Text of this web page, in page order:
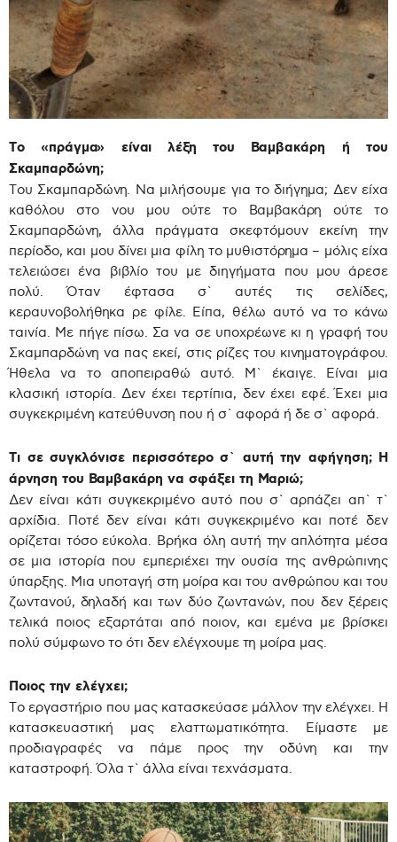
Το «πράγμα» είναι λέξη του Βαμβακάρη ή του
Σκαμπαρδώνη;
Του Σκαμπαρδώνη. Να μιλήσουμε για το διήγημα; Δεν είχα
καθόλου στο νου μου ούτε το Βαμβακάρη ούτε το
Σκαμπαρδώνη, άλλα πράγματα σκεφτόμουν εκείνη την
περίοδο, και μου δίνει μια φίλη το μυθιστόρημα – μόλις είχα
τελειώσει ένα βιβλίο του με διηγήματα που μου άρεσε
πολύ. Όταν έφτασα σ` αυτές τις σελίδες,
κεραυνοβολήθηκα ρε φίλε. Είπα, θέλω αυτό να το κάνω
ταινία. Με πήγε πίσω. Σα να σε υποχρέωνε κι η γραφή του
Σκαμπαρδώνη να πας εκεί, στις ρίζες του κινηματογράφου.
Ήθελα να το αποπειραθώ αυτό. Μ` έκαιγε. Είναι μια
κλασική ιστορία. Δεν έχει τερτίπια, δεν έχει εφέ. Έχει μια
συγκεκριμένη κατεύθυνση που ή σ` αφορά ή δε σ` αφορά.
Τι σε συγκλόνισε περισσότερο σ` αυτή την αφήγηση; Η
άρνηση του Βαμβακάρη να σφάξει τη Μαριώ;
Δεν είναι κάτι συγκεκριμένο αυτό που σ` αρπάζει απ` τ`
αρχίδια. Ποτέ δεν είναι κάτι συγκεκριμένο και ποτέ δεν
ορίζεται τόσο εύκολα. Βρήκα όλη αυτή την απλότητα μέσα
σε μια ιστορία που εμπεριέχει την ουσία της ανθρώπινης
ύπαρξης. Μια υποταγή στη μοίρα και του ανθρώπου και του
ζωντανού, δηλαδή και των δύο ζωντανών, που δεν ξέρεις
τελικά ποιος εξαρτάται από ποιον, και εμένα με βρίσκει
πολύ σύμφωνο το ότι δεν ελέγχουμε τη μοίρα μας.
Ποιος την ελέγχει;
Το εργαστήριο που μας κατασκεύασε μάλλον την ελέγχει. Η
κατασκευαστική μας ελαττωματικότητα. Είμαστε με
προδιαγραφές να πάμε προς την οδύνη και την
καταστροφή. Όλα τ` άλλα είναι τεχνάσματα.